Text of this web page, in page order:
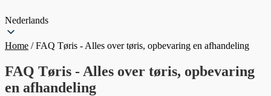
Nederlands
Home /FAQ Tøris - Alles over tøris, opbevaring en afhandeling
FAQ Tøris - Alles over tøris, opbevaring
en afhandeling